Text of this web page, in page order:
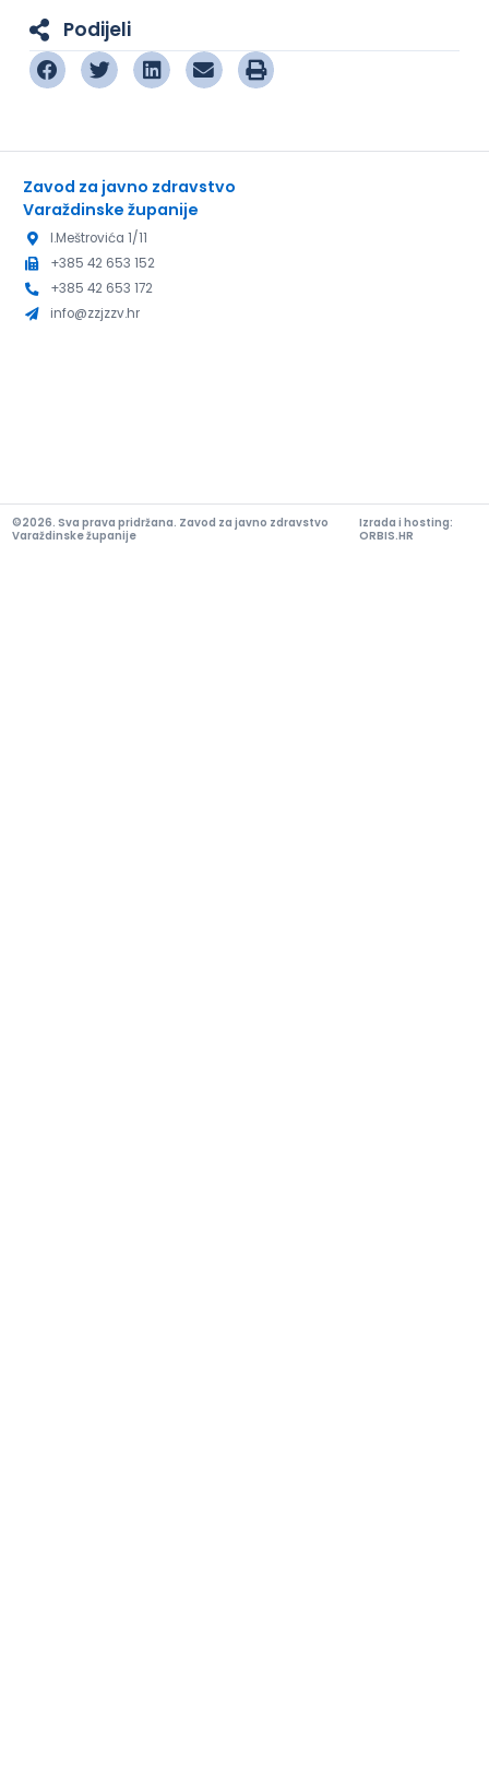
Podijeli
Zavod za javno zdravstvo
Varaždinske županije
I.Meštrovića 1/11
+385 42 653 152
+385 42 653 172
info@zzjzzv.hr
©2026. Sva prava pridržana. Zavod za javno zdravstvo
Varaždinske županije
Izrada i hosting:
ORBIS.HR